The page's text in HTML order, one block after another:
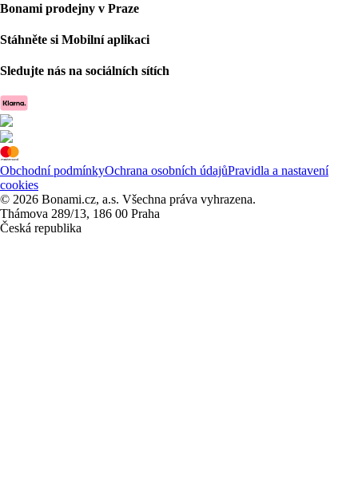
Bonami prodejny v Praze
Stáhněte si Mobilní aplikaci
Sledujte nás na sociálních sítích
Obchodní podmínkyOchrana osobních údajůPravidla a nastavení
cookies
© 2026 Bonami.cz, a.s. Všechna práva vyhrazena.
Thámova 289/13, 186 00 Praha
Česká republika